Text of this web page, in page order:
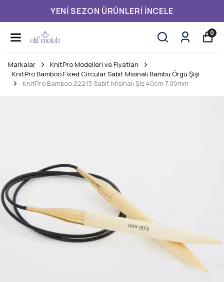
YENI SEZON ÜRÜNLERI İNCELE
0
Markalar
KnitPro Modelleri ve Fiyatları
KnitPro Bamboo Fixed Circular Sabit Misinalı Bambu Örgü Şişi
KnitPro Bamboo 22213 Sabit Misinalı Şiş 40cm 7.00mm